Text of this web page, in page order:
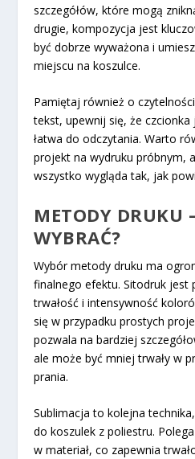
szczegółów, które mogą
drugie, kompozycja jest
być dobrze wyważona i
miejscu na koszulce.
Pamiętaj również o
tekst, upewnij się, że
łatwa do odczytania. Warto
projekt na wydruku próbnym,
wszystko wygląda tak, jak
METODY DRUKU
WYBRAĆ?
Wybór metody druku ma
finalnego efektu. Sitodruk jest
trwałość i intensywność
się w przypadku prostych
pozwala na bardziej
ale może być mniej trwały w
prania.
Sublimacja to kolejna
do koszulek z poliestru.
w materiał, co zapewnia